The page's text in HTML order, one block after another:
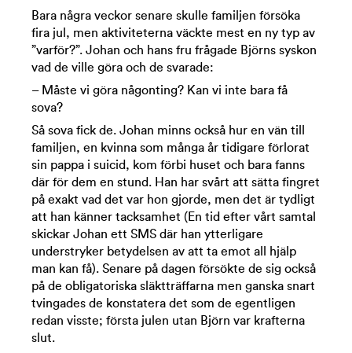
Bara några veckor senare skulle familjen försöka
fira jul, men aktiviteterna väckte mest en ny typ av
”varför?”. Johan och hans fru frågade Björns syskon
vad de ville göra och de svarade:
– Måste vi göra någonting? Kan vi inte bara få
sova?
Så sova fick de. Johan minns också hur en vän till
familjen, en kvinna som många år tidigare förlorat
sin pappa i suicid, kom förbi huset och bara fanns
där för dem en stund. Han har svårt att sätta fingret
på exakt vad det var hon gjorde, men det är tydligt
att han känner tacksamhet (En tid efter vårt samtal
skickar Johan ett SMS där han ytterligare
understryker betydelsen av att ta emot all hjälp
man kan få). Senare på dagen försökte de sig också
på de obligatoriska släktträffarna men ganska snart
tvingades de konstatera det som de egentligen
redan visste; första julen utan Björn var krafterna
slut.